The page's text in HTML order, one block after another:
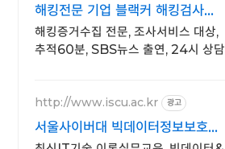
해킹전문 기업 블랙커 해킹검사
스파이앱 탐지 전문
해킹증거수집 전문, 조사서비스 대상,
추적60분, SBS뉴스 출연, 24시 상담
http://www.iscu.ac.kr 광고
서울사이버대 빅데이터정보보호